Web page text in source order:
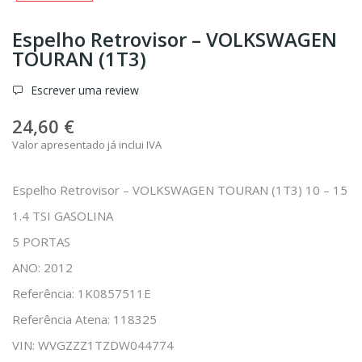
Espelho Retrovisor – VOLKSWAGEN
TOURAN (1T3)
Escrever uma review
24,60 €
Valor apresentado já inclui IVA
Espelho Retrovisor – VOLKSWAGEN TOURAN (1T3) 10 – 15
1.4 TSI GASOLINA
5 PORTAS
ANO: 2012
Referência: 1K0857511E
Referência Atena: 118325
VIN: WVGZZZ1TZDW044774